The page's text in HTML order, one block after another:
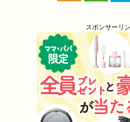
スポンサーリ